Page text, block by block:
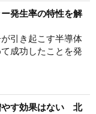
発生率の特性を解
引き起こす半導体
成功したことを発
やす効果はない 北